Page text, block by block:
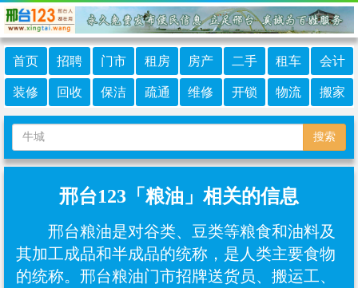
首页 招聘 门市 租房 房产 二手 租车 会计
装修 回收 保洁 疏通 维修 开锁 物流 搬家
搜索
邢台123「粮油」相关的信息
邢台粮油是对谷类、豆类等粮食和油料及
其加工成品和半成品的统称，是人类主要食物
的统称。邢台粮油门市招牌送货员、搬运工、